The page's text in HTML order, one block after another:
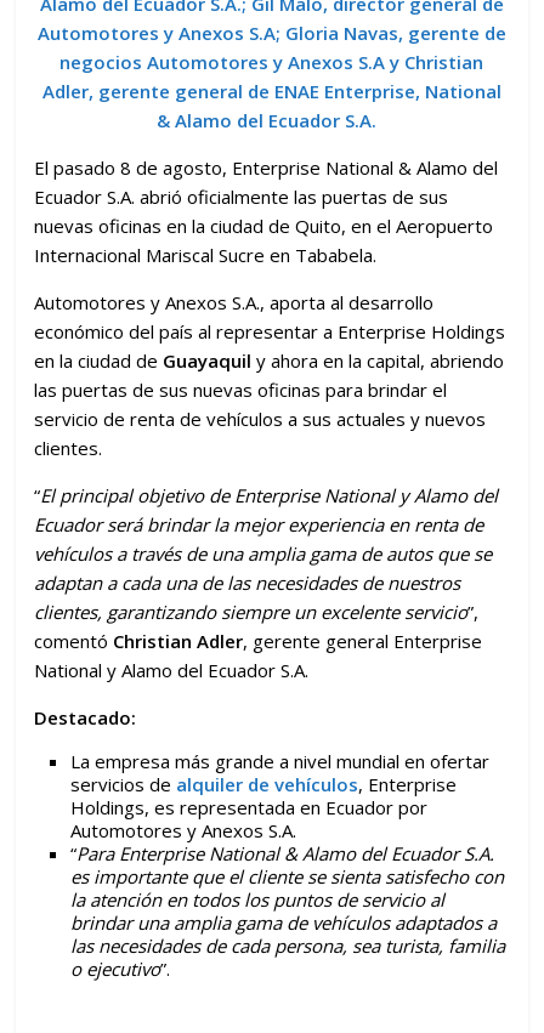
Automotores y Anexos S.A; Gloria Navas, gerente de
negocios Automotores y Anexos S.A y Christian
Adler, gerente general de ENAE Enterprise, National
& Alamo del Ecuador S.A.
El pasado 8 de agosto, Enterprise National & Alamo del
Ecuador S.A. abrió oficialmente las puertas de sus
nuevas oficinas en la ciudad de Quito, en el Aeropuerto
Internacional Mariscal Sucre en Tababela.
Automotores y Anexos S.A., aporta al desarrollo
económico del país al representar a Enterprise Holdings
en la ciudad de Guayaquil y ahora en la capital, abriendo
las puertas de sus nuevas oficinas para brindar el
servicio de renta de vehículos a sus actuales y nuevos
clientes.
“El principal objetivo de Enterprise National y Alamo del
Ecuador será brindar la mejor experiencia en renta de
vehículos a través de una amplia gama de autos que se
adaptan a cada una de las necesidades de nuestros
clientes, garantizando siempre un excelente servicio”,
comentó Christian Adler, gerente general Enterprise
National y Alamo del Ecuador S.A.
Destacado:
La empresa más grande a nivel mundial en ofertar
servicios de alquiler de vehículos, Enterprise
Holdings, es representada en Ecuador por
Automotores y Anexos S.A.
“Para Enterprise National & Alamo del Ecuador S.A.
es importante que el cliente se sienta satisfecho con
la atención en todos los puntos de servicio al
brindar una amplia gama de vehículos adaptados a
las necesidades de cada persona, sea turista, familia
o ejecutivo”.